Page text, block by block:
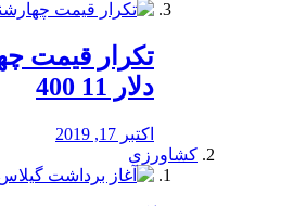
تکرار قیمت
دلار 11 400
اکتبر 17, 2019
کشاورزی